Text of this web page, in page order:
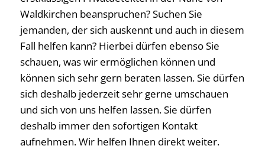
Waldkirchen beanspruchen? Suchen Sie
jemanden, der sich auskennt und auch in diesem
Fall helfen kann? Hierbei dürfen ebenso Sie
schauen, was wir ermöglichen können und
können sich sehr gern beraten lassen. Sie dürfen
sich deshalb jederzeit sehr gerne umschauen
und sich von uns helfen lassen. Sie dürfen
deshalb immer den sofortigen Kontakt
aufnehmen. Wir helfen Ihnen direkt weiter.